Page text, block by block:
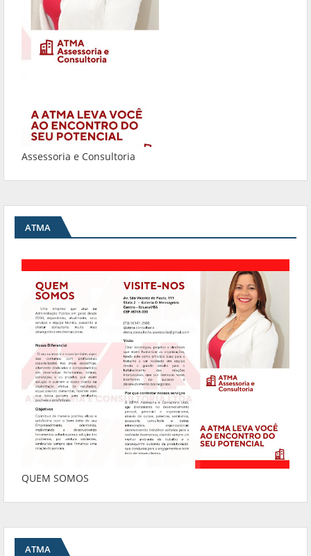
Assessoria e Consultoria
ATMA
QUEM SOMOS
ATMA